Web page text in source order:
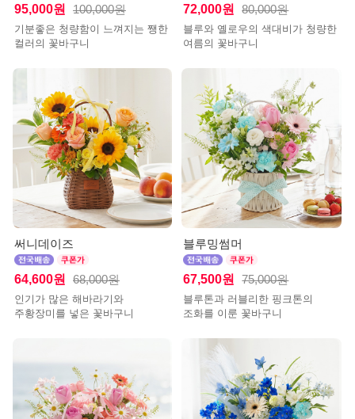
95,000원 100,000원
기분좋은 청량함이 느껴지는 쨍한
컬러의 꽃바구니
72,000원 80,000원
블루와 옐로우의 색대비가 청량한
여름의 꽃바구니
써니데이즈
64,600원 68,000원
인기가 많은 해바라기와
주황장미를 넣은 꽃바구니
블루밍썸머
67,500원 75,000원
블루톤과 러블리한 핑크톤의
조화를 이룬 꽃바구니